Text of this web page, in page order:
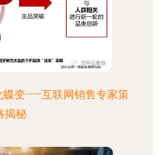
蝶变——互联网销售专家策
揭秘